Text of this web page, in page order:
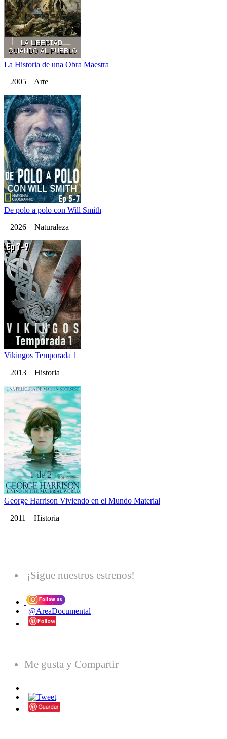
La Historia de una Obra Maestra
2005 Arte
De polo a polo con Will Smith
2026 Naturaleza
Vikingos Temporada 1
2013 Historia
George Harrison Viviendo en el Mundo Material
2011 Historia
¡Sigue nuestros estrenos!
@AreaDocumental
Me gusta y Compartir